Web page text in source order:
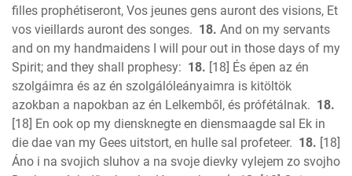
filles prophétiseront, Vos jeunes gens auront des visions, Et
vos vieillards auront des songes. 18. And on my servants
and on my handmaidens I will pour out in those days of my
Spirit; and they shall prophesy: 18. [18] És épen az én
szolgáimra és az én szolgálóleányaimra is kitöltök
azokban a napokban az én Lelkemből, és prófétálnak. 18.
[18] En ook op my diensknegte en diensmaagde sal Ek in
die dae van my Gees uitstort, en hulle sal profeteer. 18. [18]
Áno i na svojich sluhov a na svoje dievky vylejem zo svojho